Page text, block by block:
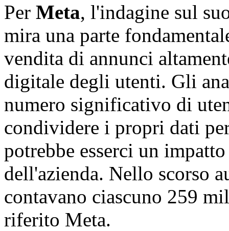
Per Meta, l'indagine sul
mira una parte
vendita di annunci
digitale degli utenti. Gli
numero significativo di
condividere i propri dati
potrebbe esserci un
dell'azienda. Nello scorso
contavano ciascuno 259
riferito Meta.